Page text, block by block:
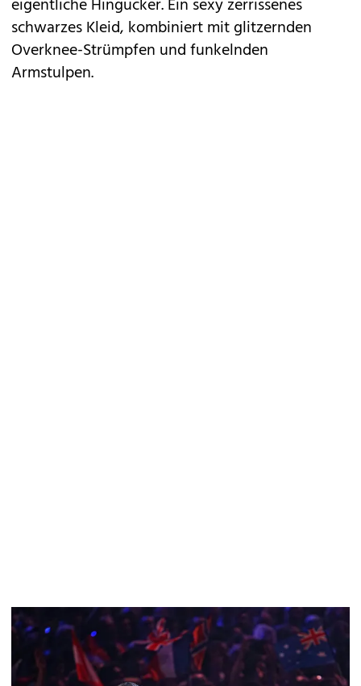
eigentliche Hingucker. Ein sexy zerrissenes
schwarzes Kleid, kombiniert mit glitzernden
Overknee-Strümpfen und funkelnden
Armstulpen.